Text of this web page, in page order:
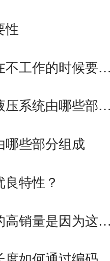
性
不工作的时候要
压系统由哪些部
哪些部分组成
特性？
高销量是因为这